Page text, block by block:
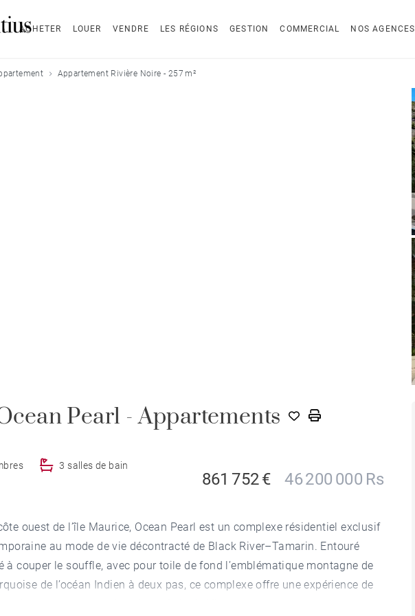
ACHETER LOUER VENDRE LES RÉGIONS GESTION COMMERCIAL NOS AGENCES
Appartement Rivière Noire - 257 m²
Pearl - Appartements
3 salles de bain
861 752 € 46 200 000 Rs
ouest de l’île Maurice, Ocean Pearl est un complexe résidentiel exclusif
au mode de vie décontracté de Black River–Tamarin. Entouré
à couper le souffle, avec pour toile de fond l’emblématique montagne de
de l’océan Indien à deux pas, ce complexe offre une expérience de